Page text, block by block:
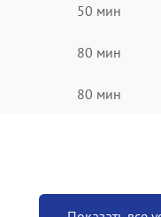
50 мин
80 мин
80 мин